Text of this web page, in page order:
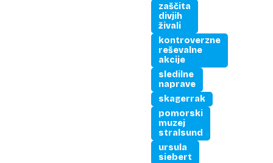
zaščita
divjih
živali
kontroverzne
reševalne
akcije
sledilne
naprave
skagerrak
pomorski
muzej
stralsund
ursula
siebert